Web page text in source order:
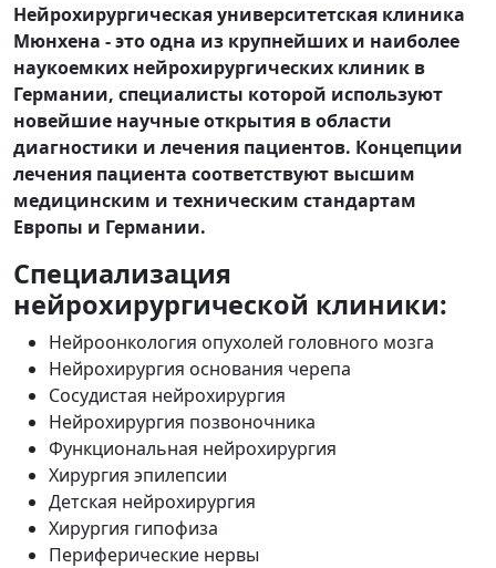
Нейрохирургическая университетская клиника
Мюнхена - это одна из крупнейших и наиболее
наукоемких нейрохирургических клиник в
Германии, специалисты которой используют
новейшие научные открытия в области
диагностики и лечения пациентов. Концепции
лечения пациента соответствуют высшим
медицинским и техническим стандартам
Европы и Германии.
Специализация
нейрохирургической клиники:
Нейроонкология опухолей головного мозга
Нейрохирургия основания черепа
Сосудистая нейрохирургия
Нейрохирургия позвоночника
Функциональная нейрохирургия
Хирургия эпилепсии
Детская нейрохирургия
Хирургия гипофиза
Периферические нервы